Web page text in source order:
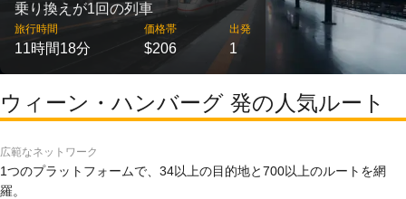
乗り換えが1回の列車
旅行時間
11時間18分
価格帯
$206
出発
1
ウィーン・ハンバーグ 発の人気ルート
広範なネットワーク
1つのプラットフォームで、34以上の目的地と700以上のルートを網
羅。